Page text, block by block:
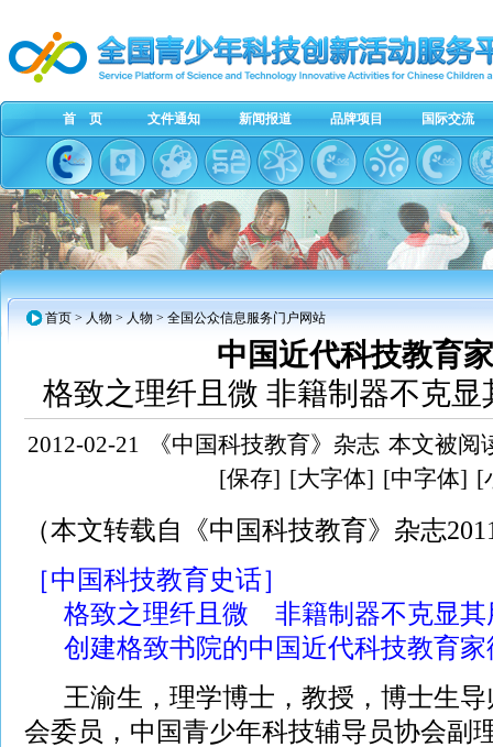
首 页 文件通知 新闻报道 品牌项目 国际交流
首页 > 人物 > 人物 > 全国公众信息服务门户网站
中国近代科技教育
格致之理纤且微 非籍制器不克
2012-02-21 《中国科技教育》杂志 本文被阅
[保存] [大字体] [中字体] [
（本文转载自《中国科技教育》杂志
［中国科技教育史话］
格致之理纤且微 非籍制器不克显其
创建格致书院的中国近代科技教育家
王渝生，理学博士，教授，博士生导
会委员，中国青少年科技辅导员协会副